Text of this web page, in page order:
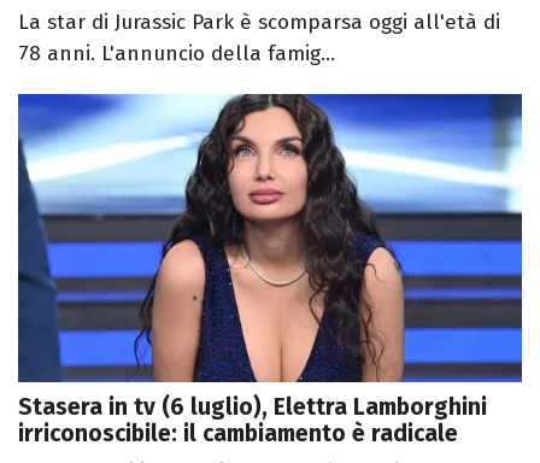
La star di Jurassic Park è scomparsa oggi all'età di
78 anni. L'annuncio della famig...
Stasera in tv (6 luglio), Elettra Lamborghini
irriconoscibile: il cambiamento è radicale